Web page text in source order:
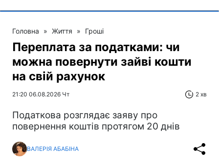
Головна » Життя » Гроші
Переплата за податками: чи
можна повернути зайві кошти
на свій рахунок
21:20 06.08.2026 Чт 2 хв
Податкова розглядає заяву про
повернення коштів протягом 20 днів
ВАЛЕРІЯ АБАБІНА